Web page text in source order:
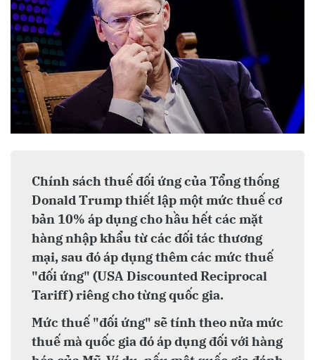
Chính sách thuế đối ứng của Tổng thống
Donald Trump thiết lập một mức thuế cơ
bản 10% áp dụng cho hầu hết các mặt
hàng nhập khẩu từ các đối tác thương
mại, sau đó áp dụng thêm các mức thuế
"đối ứng" (USA Discounted Reciprocal
Tariff) riêng cho từng quốc gia.
Mức thuế "đối ứng" sẽ tính theo nửa mức
thuế mà quốc gia đó áp dụng đối với hàng